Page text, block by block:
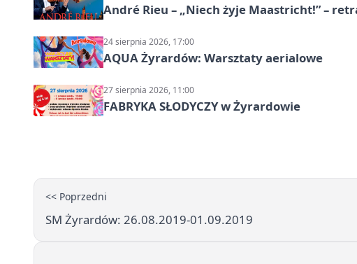
André Rieu – „Niech żyje Maastricht!” –
24 sierpnia 2026, 17:00
AQUA Żyrardów: Warsztaty aerialowe
27 sierpnia 2026, 11:00
FABRYKA SŁODYCZY w Żyrardowie
<< Poprzedni
SM Żyrardów: 26.08.2019-01.09.2019